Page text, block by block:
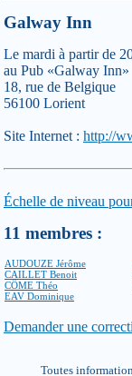
Galway Inn
Le mardi à partir de
au Pub «Galway Inn»
18, rue de Belgique
56100 Lorient
Site Internet : http://
Échelle de niveau
11 membres :
AUDOUZE Jérôme
CAILLET Benoit
CÔME Théo
EAV Dominique
Demander une
Toutes